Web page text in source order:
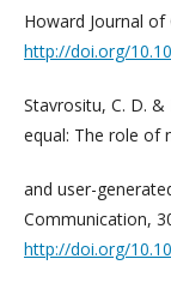
Howard Journal
http://doi.org/
Stavrositu, C. D. &
equal: The role of
and user-
Communication,
http://doi.org/